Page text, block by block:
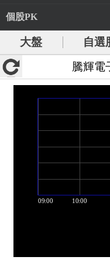
個股PK
大盤 自選
騰輝電